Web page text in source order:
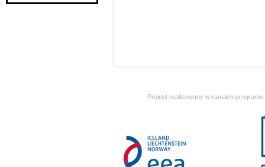
Projekt realizowany w ramach